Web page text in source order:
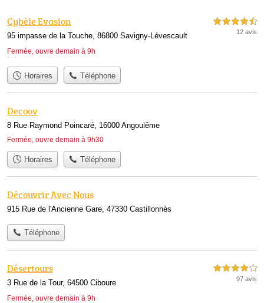
Cybèle Evasion
95 impasse de la Touche, 86800 Savigny-Lévescault
Fermée, ouvre demain à 9h
4,5 étoiles sur 5
12 avis
Horaires Téléphone
Decoov
8 Rue Raymond Poincaré, 16000 Angoulême
Fermée, ouvre demain à 9h30
Horaires Téléphone
Découvrir Avec Nous
915 Rue de l'Ancienne Gare, 47330 Castillonnès
Téléphone
Désertours
3 Rue de la Tour, 64500 Ciboure
Fermée, ouvre demain à 9h
4,0 étoiles sur 5
97 avis